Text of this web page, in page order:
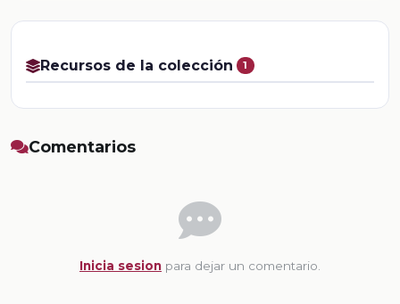
Recursos de la colección 1
Comentarios
Inicia sesion para dejar un comentario.